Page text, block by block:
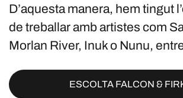
D’aquesta manera, hem tingut
de treballar amb artistes com
Morlan River, Inuk o Nunu,
ESCOLTA FALCON &